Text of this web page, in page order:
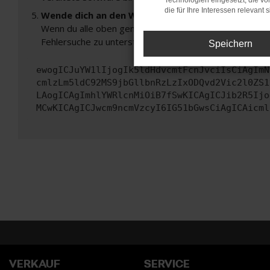
Wende dich an den Webseitenbetreiber.
Wenn du alle oben genannten Schritte versucht hast,
Fehlersuche zu unterstützen:
VERKAUF SERVICE
die für Ihre Interessen relevant
Speichern